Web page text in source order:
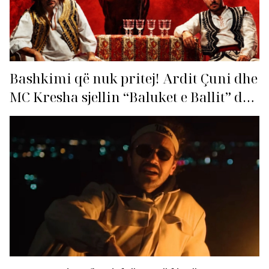
Bashkimi që nuk pritej! Ardit Çuni dhe
MC Kresha sjellin “Baluket e Ballit” dhe
ndezin rrjetin!